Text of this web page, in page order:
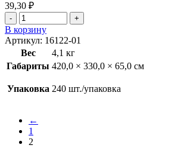
39,30 ₽
В корзину
Артикул: 16122-01
Вес
4,1 кг
Габариты 420,0 × 330,0 × 65,0 см
Упаковка 240 шт./упаковка
←
1
2